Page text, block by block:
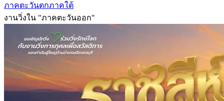
ภาคตะวันตกภาคใต้
งานวิ่งใน "ภาคตะวันออก"